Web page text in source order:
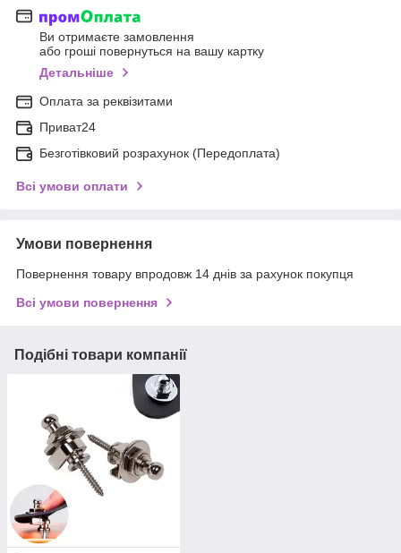
Ви отримаєте замовлення
або гроші повернуться на вашу картку
Детальніше
Оплата за реквізитами
Приват24
Безготівковий розрахунок (Передоплата)
Всі умови оплати
Умови повернення
Повернення товару впродовж 14 днів за рахунок покупця
Всі умови повернення
Подібні товари компанії